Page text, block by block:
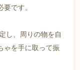
です。
し、周りの物を自
ゃを手に取って振